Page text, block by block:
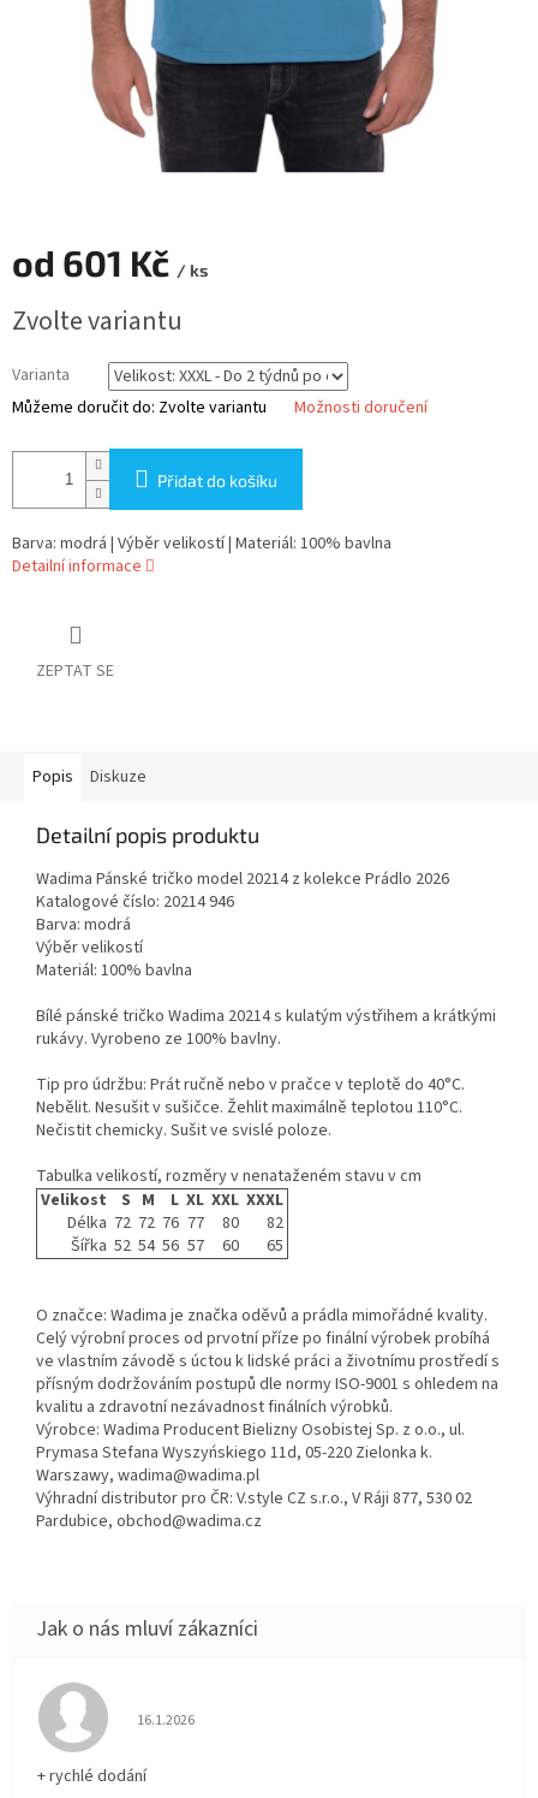
od 601 Kč / ks
cena:
Zvolte variantu
Varianta
Můžeme doručit do: Zvolte variantu Možnosti doručení
Přidat do košíku
Barva: modrá | Výběr velikostí | Materiál: 100% bavlna
Detailní informace
ZEPTAT SE
Popis Diskuze
Detailní popis produktu
Wadima Pánské tričko model 20214 z kolekce Prádlo 2026
Katalogové číslo: 20214 946
Barva: modrá
Výběr velikostí
Materiál: 100% bavlna
Bílé pánské tričko Wadima 20214 s kulatým výstřihem a krátkými
rukávy. Vyrobeno ze 100% bavlny.
Tip pro údržbu: Prát ručně nebo v pračce v teplotě do 40°C.
Nebělit. Nesušit v sušičce. Žehlit maximálně teplotou 110°C.
Nečistit chemicky. Sušit ve svislé poloze.
Tabulka velikostí, rozměry v nenataženém stavu v cm
Velikost
S M L XL XXL XXXL
Délka 72 72 76 77 80
82
Šířka 52 54 56 57 60 65
O značce: Wadima je značka oděvů a prádla mimořádné kvality.
Celý výrobní proces od prvotní příze po finální výrobek probíhá
ve vlastním závodě s úctou k lidské práci a životnímu prostředí s
přísným dodržováním postupů dle normy ISO-9001 s ohledem na
kvalitu a zdravotní nezávadnost finálních výrobků.
Výrobce: Wadima Producent Bielizny Osobistej Sp. z o.o., ul.
Prymasa Stefana Wyszyńskiego 11d, 05-220 Zielonka k.
Warszawy, wadima@wadima.pl
Výhradní distributor pro ČR: V.style CZ s.r.o., V Ráji 877, 530 02
Pardubice, obchod@wadima.cz
Hodnocení obchodu je 5 z 5 hvězdiček.
16.1.2026
+ rychlé dodání